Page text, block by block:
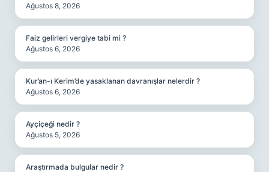
Ağustos 8, 2026
Faiz gelirleri vergiye tabi mi ?
Ağustos 6, 2026
Kur’an-ı Kerim’de yasaklanan davranışlar nelerdir ?
Ağustos 6, 2026
Ayçiçeği nedir ?
Ağustos 5, 2026
Araştırmada bulgular nedir ?